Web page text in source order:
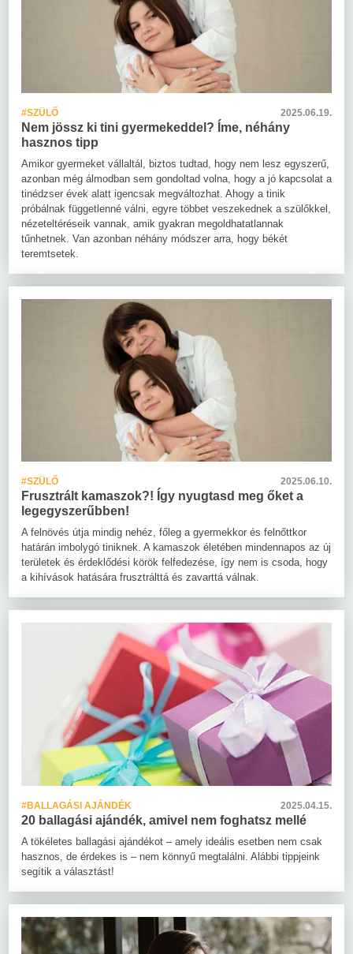
#SZÜLŐ 2025.06.19.
Nem jössz ki tini gyermekeddel? Íme, néhány
hasznos tipp
Amikor gyermeket vállaltál, biztos tudtad, hogy nem lesz egyszerű,
azonban még álmodban sem gondoltad volna, hogy a jó kapcsolat a
tinédzser évek alatt igencsak megváltozhat. Ahogy a tinik
próbálnak függetlenné válni, egyre többet veszekednek a szülőkkel,
nézeteltéréseik vannak, amik gyakran megoldhatatlannak
tűnhetnek. Van azonban néhány módszer arra, hogy békét
teremtsetek.
#SZÜLŐ 2025.06.10.
Frusztrált kamaszok?! Így nyugtasd meg őket a
legegyszerűbben!
A felnövés útja mindig nehéz, főleg a gyermekkor és felnőttkor
határán imbolygó tiniknek. A kamaszok életében mindennapos az új
területek és érdeklődési körök felfedezése, így nem is csoda, hogy
a kihívások hatására frusztrálttá és zavarttá válnak.
#BALLAGÁSI AJÁNDÉK 2025.04.15.
20 ballagási ajándék, amivel nem foghatsz mellé
A tökéletes ballagási ajándékot – amely ideális esetben nem csak
hasznos, de érdekes is – nem könnyű megtalálni. Alábbi tippjeink
segítik a választást!